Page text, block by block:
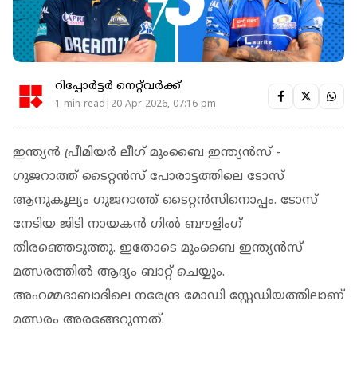
റിപ്പോർട്ടർ നെറ്റ്‌വര്‍ക്ക്‌
1 min read|20 Apr 2026, 07:16 pm
ഇന്ത്യന്‍ പ്രീമിയര്‍ ലീഗ് മുംബൈ ഇന്ത്യൻസ് -
ഗുജറാത്ത് ടൈറ്റൻസ് പോരാട്ടത്തിലെ ടോസ്
ആനുകൂല്യം ഗുജറാത്ത് ടൈറ്റൻസിനൊപ്പം. ടോസ്
നേടിയ ജിടി നായകൻ ഗിൽ ബൗളിംഗ്
തിരഞ്ഞെടുത്തു. ഇതോടെ മുംബൈ ഇന്ത്യൻസ്
മത്സരത്തിൽ ആദ്യം ബാറ്റ് ചെയ്യും.
അഹമ്മദാബാദിലെ നരേന്ദ്ര മോഡി സ്റ്റേഡിയത്തിലാണ്
മത്സരം അരങ്ങേറുന്നത്.